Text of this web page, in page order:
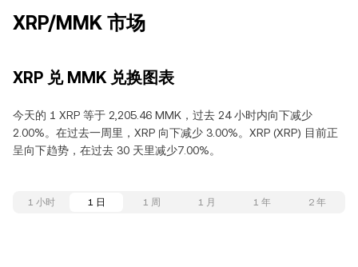
XRP/MMK 市场
XRP 兑 MMK 兑换图表
今天的 1 XRP 等于 2,205.46 MMK，过去 24 小时内向下减少
2.00%。在过去一周里，XRP 向下减少 3.00%。XRP (XRP) 目前正
呈向下趋势，在过去 30 天里减少7.00%。
1 小时 1 日 1 周 1 月 1 年 2 年